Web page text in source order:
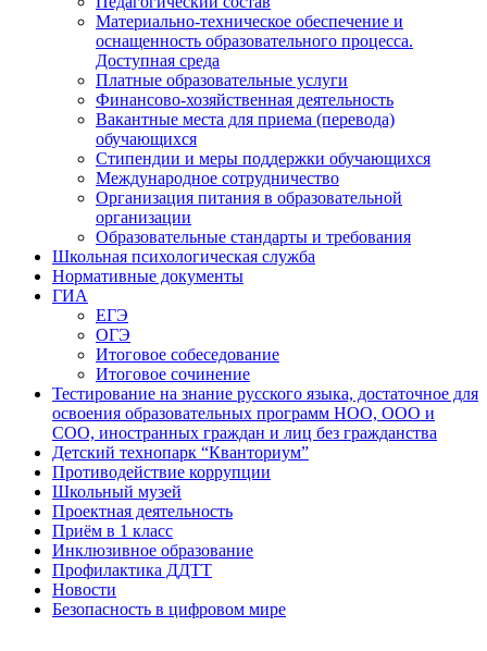
Материально-техническое обеспечение и
оснащенность образовательного процесса.
Доступная среда
Платные образовательные услуги
Финансово-хозяйственная деятельность
Вакантные места для приема (перевода)
обучающихся
Стипендии и меры поддержки обучающихся
Международное сотрудничество
Организация питания в образовательной
организации
Образовательные стандарты и требования
Школьная психологическая служба
Нормативные документы
ГИА
ЕГЭ
ОГЭ
Итоговое собеседование
Итоговое сочинение
Тестирование на знание русского языка, достаточное для
освоения образовательных программ НОО, ООО и
СОО, иностранных граждан и лиц без гражданства
Детский технопарк “Кванториум”
Противодействие коррупции
Школьный музей
Проектная деятельность
Приём в 1 класс
Инклюзивное образование
Профилактика ДДТТ
Новости
Безопасность в цифровом мире